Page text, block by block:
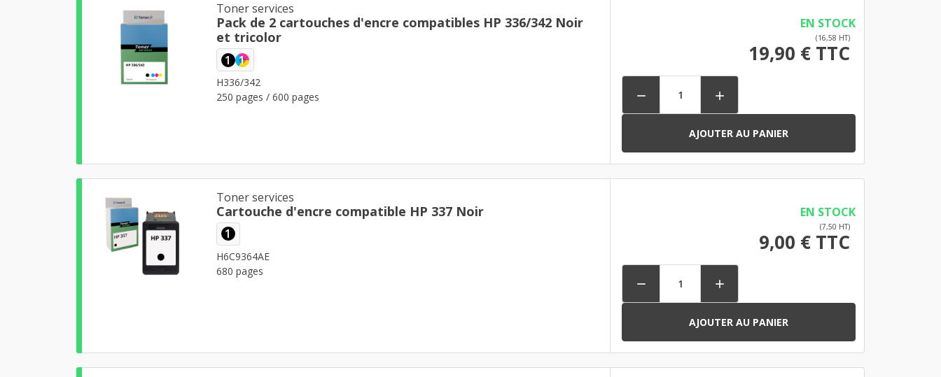
Toner services
Pack de 2 cartouches d'encre compatibles HP 336/342 Noir
et tricolor
1 1
H336/342
250 pages / 600 pages
EN STOCK
(16,58 HT)
19,90 € TTC
 
AJOUTER AU PANIER
Toner services
Cartouche d'encre compatible HP 337 Noir
1
H6C9364AE
680 pages
EN STOCK
(7,50 HT)
9,00 € TTC
 
AJOUTER AU PANIER